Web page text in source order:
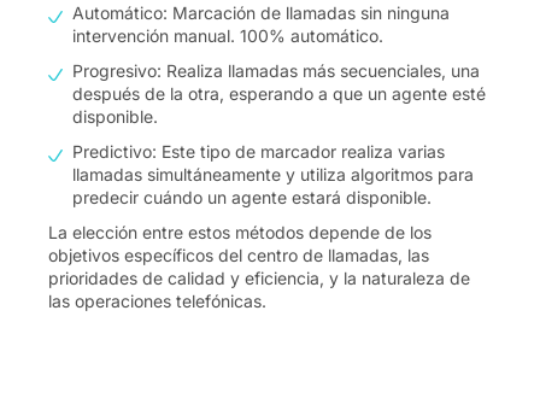
Automático: Marcación de llamadas sin ninguna
intervención manual. 100% automático.
Progresivo: Realiza llamadas más secuenciales, una
después de la otra, esperando a que un agente esté
disponible.
Predictivo: Este tipo de marcador realiza varias
llamadas simultáneamente y utiliza algoritmos para
predecir cuándo un agente estará disponible.
La elección entre estos métodos depende de los
objetivos específicos del centro de llamadas, las
prioridades de calidad y eficiencia, y la naturaleza de
las operaciones telefónicas.